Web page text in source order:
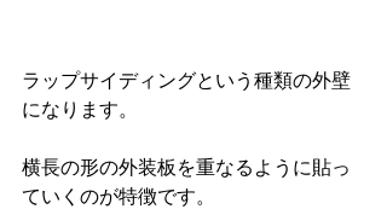
ラップサイディングという種類の外壁
になります。
横長の形の外装板を重なるように貼っ
ていくのが特徴です。